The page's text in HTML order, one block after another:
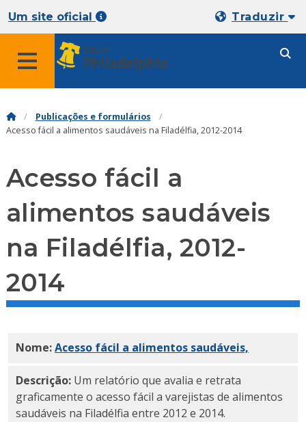
Um site oficial Traduzir
Publicações e formulários
Acesso fácil a alimentos saudáveis na Filadélfia, 2012-2014
Acesso fácil a
alimentos saudáveis
na Filadélfia, 2012-
2014
Nome:Acesso fácil a alimentos saudáveis,
Descrição: Um relatório que avalia e retrata
graficamente o acesso fácil a varejistas de alimentos
saudáveis na Filadélfia entre 2012 e 2014.